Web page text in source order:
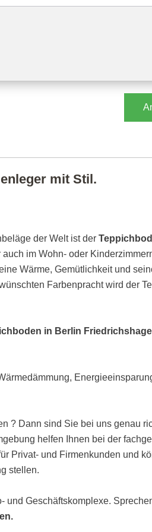
mit Stil.
der Welt ist der
im Wohn- oder
Wärme, Gemütlichkeit und
Farbenpracht wird der
in Berlin
? Dann sind Sie bei uns genau
helfen Ihnen bei der
Privat- und Firmenkunden und
stellen.
und Geschäftskomplexe.